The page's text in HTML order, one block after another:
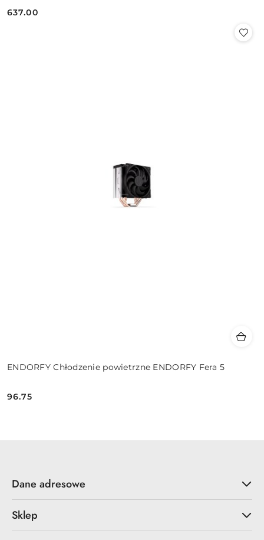
Cena:
637.00
ENDORFY Chłodzenie powietrzne ENDORFY Fera 5
Cena:
96.75
Dane adresowe
Sklep